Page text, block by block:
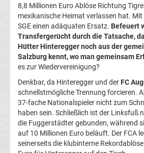
Süper
Lig
Internat.
Fußball
UEFA
Youth
8,8 Millionen Euro Ablöse Richtung
mexikanische Heimat verlassen hat.
SGE einen adäquaten Ersatz. Befeuert
Transfergerücht durch die Tatsache,
Hütter Hinteregger noch aus der
Salzburg kennt, wo man gemeinsam
es zur Wiedervereinigung?
Denkbar, da Hinteregger und der FC
schnellstmögliche Trennung forcieren.
37-fache Nationalspieler nicht zum
haben sein. Schließlich ist der Linksfuß
die Fuggerstädter gebunden, während
auf 10 Millionen Euro beläuft. Der FCA
seinerseits die klubinterne